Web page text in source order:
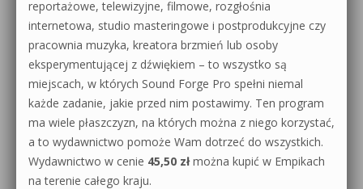
reportażowe, telewizyjne, filmowe, rozgłośnia
internetowa, studio masteringowe i postprodukcyjne czy
pracownia muzyka, kreatora brzmień lub osoby
eksperymentującej z dźwiękiem – to wszystko są
miejscach, w których Sound Forge Pro spełni niemal
każde zadanie, jakie przed nim postawimy. Ten program
ma wiele płaszczyzn, na których można z niego korzystać,
a to wydawnictwo pomoże Wam dotrzeć do wszystkich.
Wydawnictwo w cenie 45,50 złmożna kupić w Empikach
na terenie całego kraju.